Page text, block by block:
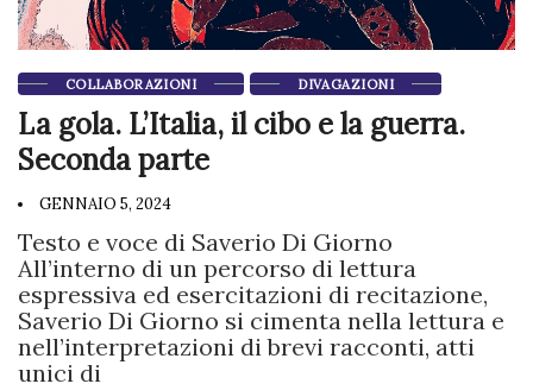
COLLABORAZIONI DIVAGAZIONI
La gola. L’Italia, il cibo e la guerra.
Seconda parte
GENNAIO 5, 2024
Testo e voce di Saverio Di Giorno
All’interno di un percorso di lettura
espressiva ed esercitazioni di recitazione,
Saverio Di Giorno si cimenta nella lettura e
nell’interpretazioni di brevi racconti, atti
unici di